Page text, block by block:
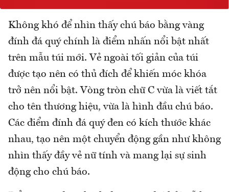
Không khó để nhìn thấy chú báo bằng vàng
đính đá quý chính là điểm nhấn nổi bật nhất
trên mẫu túi mới. Vẻ ngoài tối giản của túi
được tạo nên có thủ đích để khiến móc khóa
trở nên nổi bật. Vòng tròn chữ C vừa là viết tắt
cho tên thương hiệu, vừa là hình đầu chú báo.
Các điểm đính đá quý đen có kích thước khác
nhau, tạo nên một chuyển động gần như không
nhìn thấy đầy vẻ nữ tính và mang lại sự sinh
động cho chú báo.